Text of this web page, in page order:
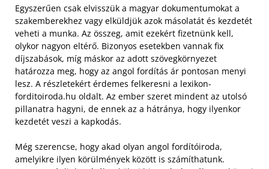
Egyszerűen csak elvisszük a magyar dokumentumokat a
szakemberekhez vagy elküldjük azok másolatát és kezdetét
veheti a munka. Az összeg, amit ezekért fizetnünk kell,
olykor nagyon eltérő. Bizonyos esetekben vannak fix
díjszabások, míg máskor az adott szövegkörnyezet
határozza meg, hogy az angol fordítás ár pontosan menyi
lesz. A részletekért érdemes felkeresni a lexikon-
forditoiroda.hu oldalt. Az ember szeret mindent az utolsó
pillanatra hagyni, de ennek az a hátránya, hogy ilyenkor
kezdetét veszi a kapkodás.
Még szerencse, hogy akad olyan angol fordítóiroda,
amelyikre ilyen körülmények között is számíthatunk.